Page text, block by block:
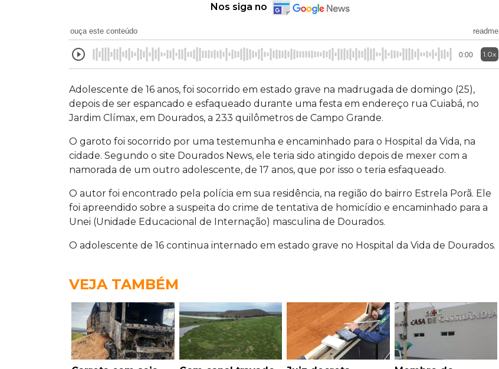
Nos siga no
ouça este conteúdo readme
0:00 1.0x
Adolescente de 16 anos, foi socorrido em estado grave na madrugada de domingo (25),
depois de ser espancado e esfaqueado durante uma festa em endereço rua Cuiabá, no
Jardim Clímax, em Dourados, a 233 quilômetros de Campo Grande.
O garoto foi socorrido por uma testemunha e encaminhado para o Hospital da Vida, na
cidade. Segundo o site Dourados News, ele teria sido atingido depois de mexer com a
namorada de um outro adolescente, de 17 anos, que por isso o teria esfaqueado.
O autor foi encontrado pela polícia em sua residência, na região do bairro Estrela Porã. Ele
foi apreendido sobre a suspeita do crime de tentativa de homicídio e encaminhado para a
Unei (Unidade Educacional de Internação) masculina de Dourados.
O adolescente de 16 continua internado em estado grave no Hospital da Vida de Dourados.
VEJA TAMBÉM